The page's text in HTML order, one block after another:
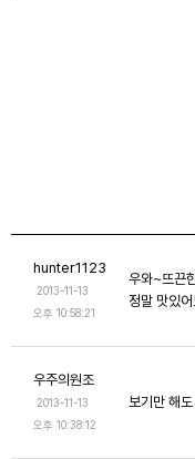
hunter1123
2013-11-13
오후 10:58:21
우와~뜨끈
정말 맛있
우주의원조
2013-11-13
오후 10:38:12
보기만 해